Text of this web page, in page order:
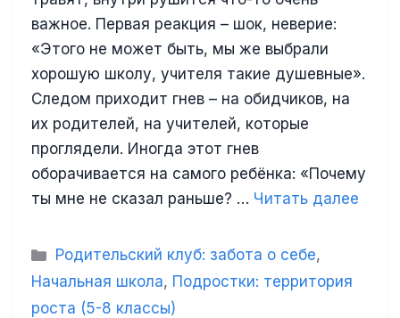
важное. Первая реакция – шок, неверие:
«Этого не может быть, мы же выбрали
хорошую школу, учителя такие душевные».
Следом приходит гнев – на обидчиков, на
их родителей, на учителей, которые
проглядели. Иногда этот гнев
оборачивается на самого ребёнка: «Почему
ты мне не сказал раньше? … Читать далее
Рубрики
Родительский клуб: забота о себе,
Начальная школа, Подростки: территория
роста (5-8 классы)